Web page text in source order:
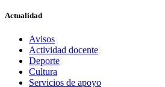
Actualidad
Avisos
Actividad docente
Deporte
Cultura
Servicios de apoyo